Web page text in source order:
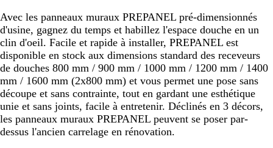
Avec les panneaux muraux PREPANEL pré-dimensionnés
d'usine, gagnez du temps et habillez l'espace douche en un
clin d'oeil. Facile et rapide à installer, PREPANEL est
disponible en stock aux dimensions standard des receveurs
de douches 800 mm / 900 mm / 1000 mm / 1200 mm / 1400
mm / 1600 mm (2x800 mm) et vous permet une pose sans
découpe et sans contrainte, tout en gardant une esthétique
unie et sans joints, facile à entretenir. Déclinés en 3 décors,
les panneaux muraux PREPANEL peuvent se poser par-
dessus l'ancien carrelage en rénovation.